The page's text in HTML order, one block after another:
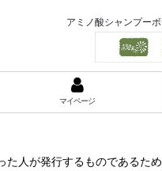
アミノ酸シャンプー
マイページ
た人が発行するものである